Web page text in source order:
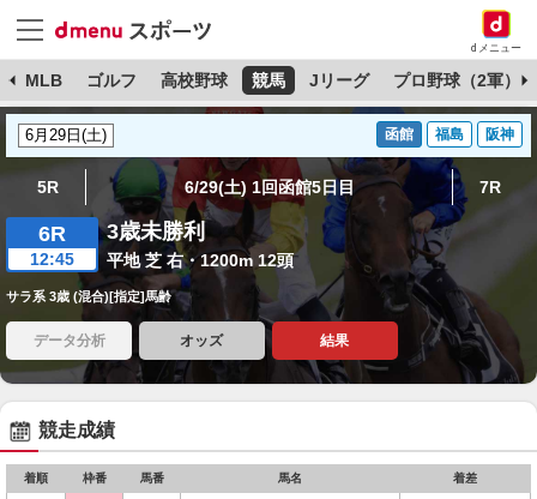
dメニュー
MLB ゴルフ 高校野球 競馬 Jリーグ プロ野球（2軍）
函館 福島 阪神
5R 6/29(土) 1回函館5日目 7R
6R
12:45
3歳未勝利
平地 芝 右・1200m 12頭
サラ系 3歳 (混合)[指定]馬齢
データ分析 オッズ 結果
競走成績
着順 枠番 馬番 馬名 着差